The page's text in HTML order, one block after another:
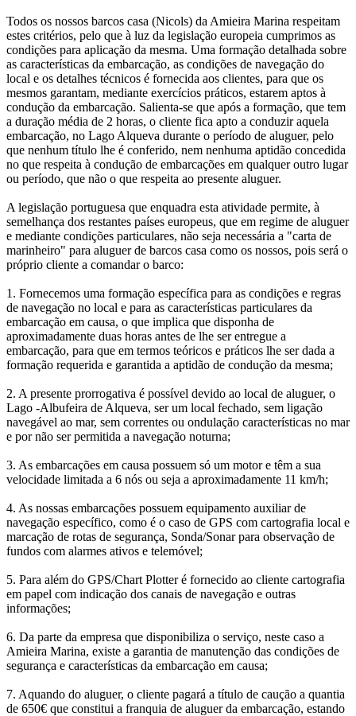
Todos os nossos barcos casa (Nicols) da Amieira Marina respeitam
estes critérios, pelo que à luz da legislação europeia cumprimos as
condições para aplicação da mesma. Uma formação detalhada sobre
as características da embarcação, as condições de navegação do
local e os detalhes técnicos é fornecida aos clientes, para que os
mesmos garantam, mediante exercícios práticos, estarem aptos à
condução da embarcação. Salienta-se que após a formação, que tem
a duração média de 2 horas, o cliente fica apto a conduzir aquela
embarcação, no Lago Alqueva durante o período de aluguer, pelo
que nenhum título lhe é conferido, nem nenhuma aptidão concedida
no que respeita à condução de embarcações em qualquer outro lugar
ou período, que não o que respeita ao presente aluguer.
A legislação portuguesa que enquadra esta atividade permite, à
semelhança dos restantes países europeus, que em regime de aluguer
e mediante condições particulares, não seja necessária a "carta de
marinheiro" para aluguer de barcos casa como os nossos, pois será o
próprio cliente a comandar o barco:
1. Fornecemos uma formação específica para as condições e regras
de navegação no local e para as características particulares da
embarcação em causa, o que implica que disponha de
aproximadamente duas horas antes de lhe ser entregue a
embarcação, para que em termos teóricos e práticos lhe ser dada a
formação requerida e garantida a aptidão de condução da mesma;
2. A presente prorrogativa é possível devido ao local de aluguer, o
Lago -Albufeira de Alqueva, ser um local fechado, sem ligação
navegável ao mar, sem correntes ou ondulação características no mar
e por não ser permitida a navegação noturna;
3. As embarcações em causa possuem só um motor e têm a sua
velocidade limitada a 6 nós ou seja a aproximadamente 11 km/h;
4. As nossas embarcações possuem equipamento auxiliar de
navegação específico, como é o caso de GPS com cartografia local e
marcação de rotas de segurança, Sonda/Sonar para observação de
fundos com alarmes ativos e telemóvel;
5. Para além do GPS/Chart Plotter é fornecido ao cliente cartografia
em papel com indicação dos canais de navegação e outras
informações;
6. Da parte da empresa que disponibiliza o serviço, neste caso a
Amieira Marina, existe a garantia de manutenção das condições de
segurança e características da embarcação em causa;
7. Aquando do aluguer, o cliente pagará a título de caução a quantia
de 650€ que constitui a franquia de aluguer da embarcação, estando